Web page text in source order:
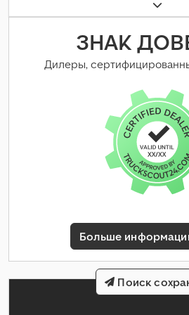
ЗНАК
Дилеры,
Больше
Поиск